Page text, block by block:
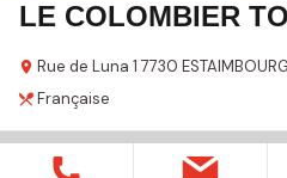
LE COLOMBIER
Rue de Luna 1 7730 ESTAIMBOURG
Française